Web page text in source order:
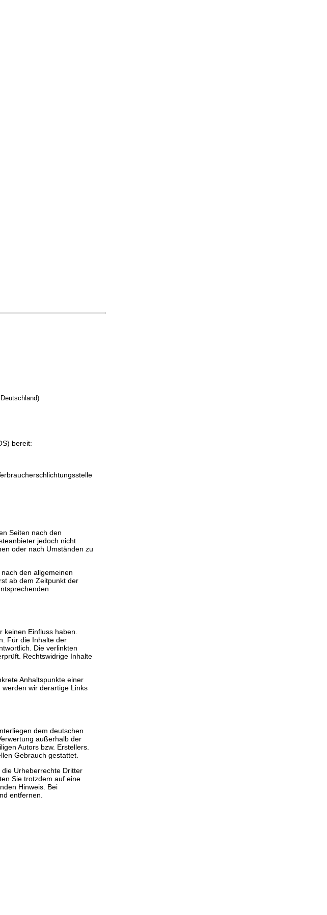
bereit:
Seiten nach den
jedoch nicht
oder nach Umständen zu
den allgemeinen
ab dem Zeitpunkt der
Einfluss haben.
Für die Inhalte der
Die verlinkten
Rechtswidrige Inhalte
Anhaltspunkte einer
wir derartige Links
dem deutschen
außerhalb der
Autors bzw. Erstellers.
Gebrauch gestattet.
Urheberrechte Dritter
Sie trotzdem auf eine
Hinweis. Bei
entfernen.